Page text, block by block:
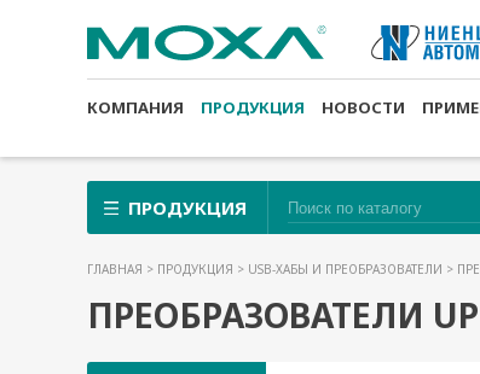
КОМПАНИЯ ПРОДУКЦИЯ НОВОСТИ
ПРОДУКЦИЯ
ГЛАВНАЯ > ПРОДУКЦИЯ > USB-ХАБЫ И ПРЕОБРАЗОВАТЕЛИ >
ПРЕОБРАЗОВАТЕЛИ